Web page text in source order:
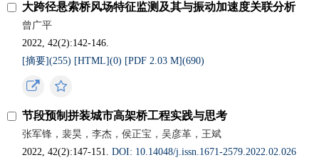
大跨径悬索桥风场特征监测及其与振动加速度关联分析
曾广平
2022, 42(2):142-146.
[摘要](255) [HTML](0) [PDF 2.03 M](690)
节段预制拼装城市高架桥工程实践与思考
张军锋，裴昊，李杰，侯正宝，吴彦革，王斌
2022, 42(2):147-151.DOI: 10.14048/j.issn.1671-2579.2022.02.026